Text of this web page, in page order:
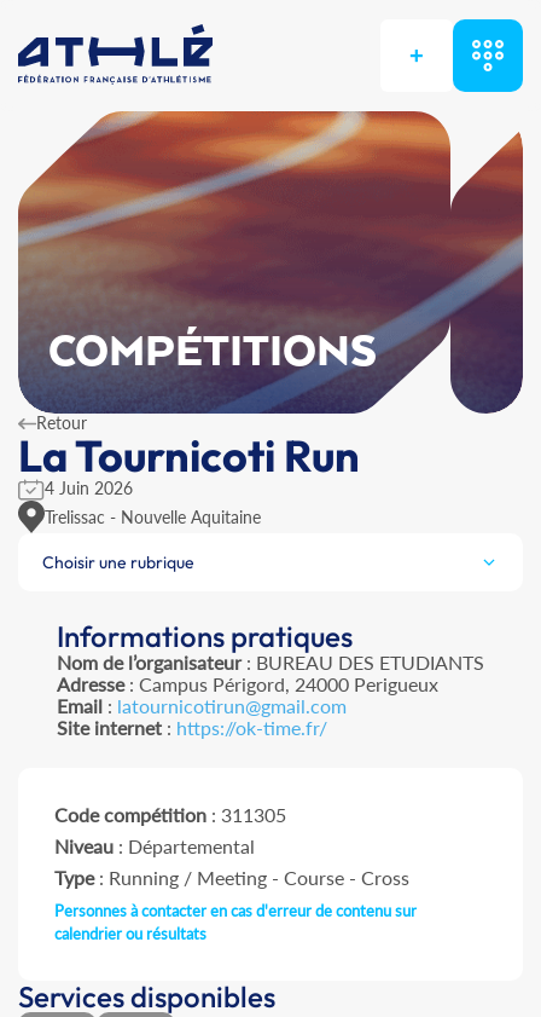
+
COMPÉTITIONS
Retour
La Tournicoti Run
4 Juin 2026
Trelissac - Nouvelle Aquitaine
Choisir une rubrique
Informations pratiques
Nom de l’organisateur: BUREAU DES ETUDIANTS
Adresse: Campus Périgord, 24000 Perigueux
Email : latournicotirun@gmail.com
Site internet : https://ok-time.fr/
Code compétition : 311305
Niveau : Départemental
Type: Running / Meeting - Course - Cross
Personnes à contacter en cas d'erreur de contenu sur
calendrier ou résultats
Services disponibles